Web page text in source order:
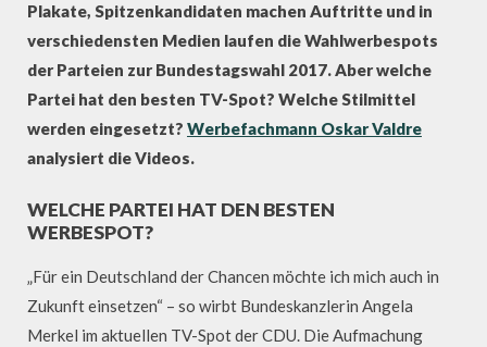
Plakate, Spitzenkandidaten machen Auftritte und in
verschiedensten Medien laufen die Wahlwerbespots
der Parteien zur Bundestagswahl 2017. Aber welche
Partei hat den besten TV-Spot? Welche Stilmittel
werden eingesetzt? Werbefachmann Oskar Valdre
analysiert die Videos.
WELCHE PARTEI HAT DEN BESTEN
WERBESPOT?
„Für ein Deutschland der Chancen möchte ich mich auch in
Zukunft einsetzen“ – so wirbt Bundeskanzlerin Angela
Merkel im aktuellen TV-Spot der CDU. Die Aufmachung